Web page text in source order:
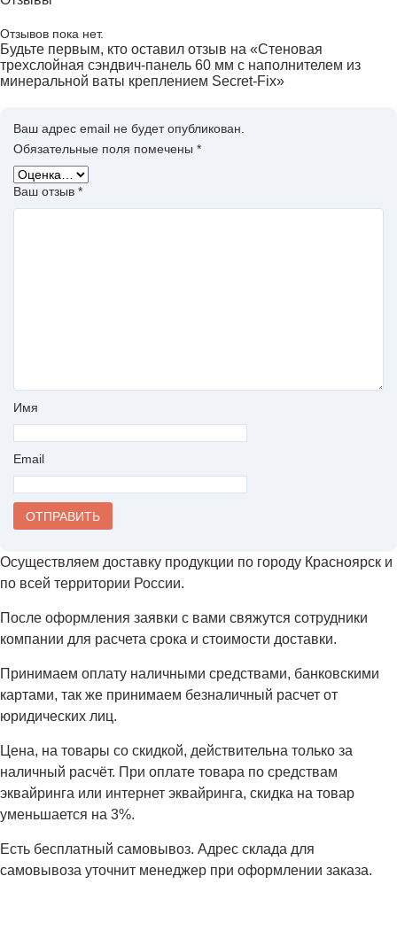
Отзывов пока нет.
Будьте первым, кто оставил отзыв на «Стеновая
трехслойная сэндвич-панель 60 мм с наполнителем из
минеральной ваты креплением Secret-Fix»
Ваш адрес email не будет опубликован.
Обязательные поля помечены *
Ваш отзыв *
Имя
Email
Осуществляем доставку продукции по городу Красноярск и
по всей территории России.
После оформления заявки с вами свяжутся сотрудники
компании для расчета срока и стоимости доставки.
Принимаем оплату наличными средствами, банковскими
картами, так же принимаем безналичный расчет от
юридических лиц.
Цена, на товары со скидкой, действительна только за
наличный расчёт. При оплате товара по средствам
эквайринга или интернет эквайринга, скидка на товар
уменьшается на 3%.
Есть бесплатный самовывоз. Адрес склада для
самовывоза уточнит менеджер при оформлении заказа.